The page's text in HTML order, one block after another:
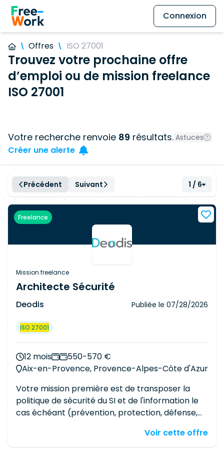
Connexion
Offres ISO 27001
Trouvez votre prochaine offre
d’emploi ou de mission freelance
ISO 27001
Votre recherche renvoie 89 résultats. Astuces
Créer une alerte
Précédent Suivant 1 / 6
Freelance
Mission freelance
Architecte Sécurité
Deodis Publiée le 07/28/2026
ISO 27001
12 mois
550-570 €
Aix-en-Provence, Provence-Alpes-Côte d'Azur
Votre mission première est de transposer la
politique de sécurité du SI et de l'information le
cas échéant (prévention, protection, défense,
application. Mission: Participer aux projets de
Voir cette offre